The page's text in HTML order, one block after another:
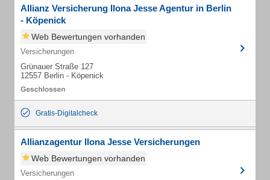
Allianz Versicherung Ilona Jesse Agentur in Berlin
- Köpenick
Web Bewertungen vorhanden
Versicherungen
Grünauer Straße 127
12557 Berlin - Köpenick
Gratis-Digitalcheck
Allianzagentur Ilona Jesse Versicherungen
Web Bewertungen vorhanden
Versicherungen